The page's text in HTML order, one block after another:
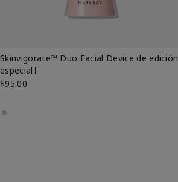
Skinvigorate™ Duo Facial Device de edición
especial†
$95.00